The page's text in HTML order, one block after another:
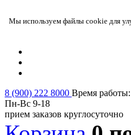
Мы используем файлы cookie для
8 (900) 222 8000 Время работы:
Пн-Вс 9-18
прием заказов круглосуточно